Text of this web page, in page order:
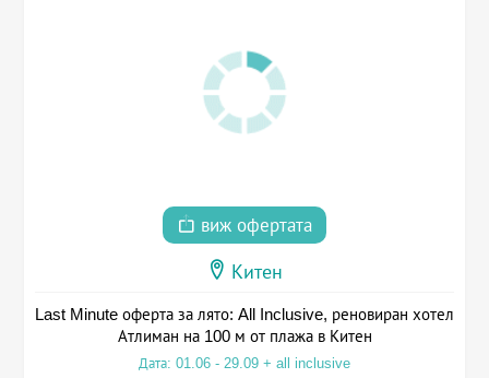
виж офертата
Китен
Last Minute оферта за лято: All Inclusive, реновиран хотел
Атлиман на 100 м от плажа в Китен
Дата: 01.06 - 29.09 + all inclusive